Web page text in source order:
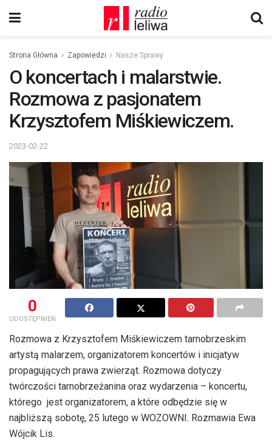
Strona Główna Zapowiedzi Nasze Sprawy
O koncertach i malarstwie.
Rozmowa z pasjonatem
Krzysztofem Miśkiewiczem.
2023-02-22
0
UDOSTĘPNIEŃ
Rozmowa z Krzysztofem Miśkiewiczem tarnobrzeskim
artystą malarzem, organizatorem koncertów i inicjatyw
propagujących prawa zwierząt. Rozmowa dotyczy
twórczości tarnobrzeżanina oraz wydarzenia – koncertu,
którego jest organizatorem, a które odbędzie się w
najbliższą sobotę, 25 lutego w WOZOWNI. Rozmawia Ewa
Wójcik Lis.